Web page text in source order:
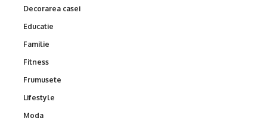
Decorarea casei
Educatie
Familie
Fitness
Frumusete
Lifestyle
Moda